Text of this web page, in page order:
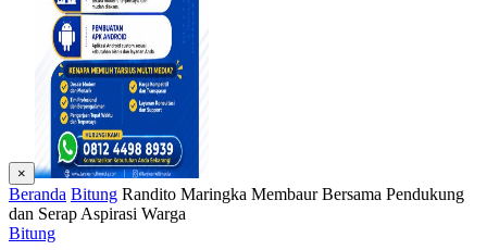
×
Beranda Bitung Randito Maringka Membaur Bersama Pendukung
dan Serap Aspirasi Warga
Bitung